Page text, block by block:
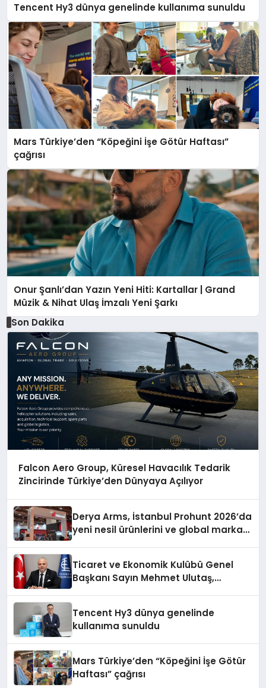
Tencent Hy3 dünya genelinde kullanıma sunuldu
Mars Türkiye’den “Köpeğini İşe Götür Haftası”
çağrısı
Onur Şanlı’dan Yazın Yeni Hiti: Kartallar | Grand
Müzik & Nihat Ulaş İmzalı Yeni Şarkı
Son Dakika
Falcon Aero Group, Küresel Havacılık Tedarik
Zincirinde Türkiye’den Dünyaya Açılıyor
Derya Arms, İstanbul Prohunt 2026’da
yeni nesil ürünlerini ve global marka
Ticaret ve Ekonomik Kulübü Genel
Başkanı Sayın Mehmet Ulutaş,
Tencent Hy3 dünya genelinde
kullanıma sunuldu
Mars Türkiye’den “Köpeğini İşe Götür
Haftası” çağrısı